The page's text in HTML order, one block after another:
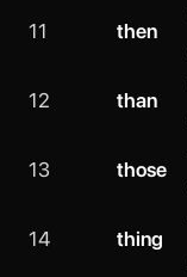
11 then
12 than
13 those
14 thing